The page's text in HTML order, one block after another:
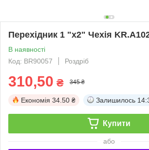
Перехідник 1 "x2" Чехія
В наявності
Код: BR90057
Роздріб
310,50 ₴ 345 ₴
Економія 34.50 ₴ Залишилось
Купити
або